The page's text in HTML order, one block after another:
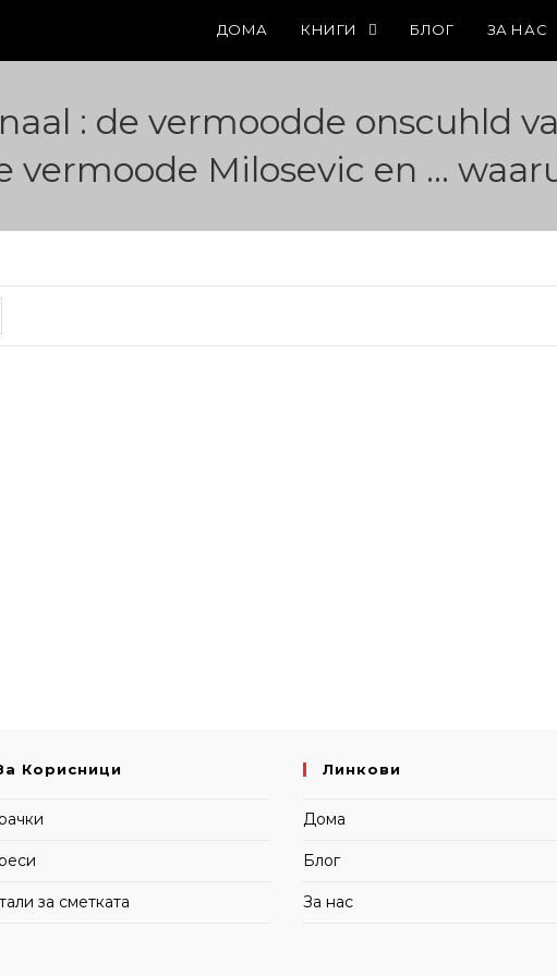
ДОМА КНИГИ БЛОГ ЗА НАС
: de vermoodde onscuhld
vermoode Milosevic en ...
Корисници
за сметката
Линкови
Дома
Блог
За нас